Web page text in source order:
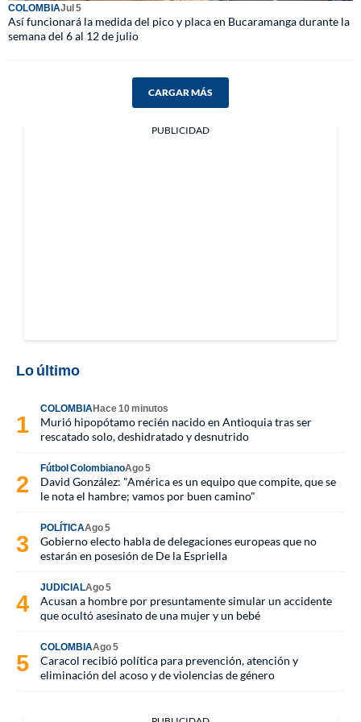
COLOMBIAJul 5
Así funcionará la medida del pico y placa en Bucaramanga durante la
semana del 6 al 12 de julio
CARGAR MÁS
PUBLICIDAD
Lo último
COLOMBIAHace 10 minutos
Murió hipopótamo recién nacido en Antioquia tras ser
rescatado solo, deshidratado y desnutrido
Fútbol ColombianoAgo 5
David González: "América es un equipo que compite, que se
le nota el hambre; vamos por buen camino"
POLÍTICAAgo 5
Gobierno electo habla de delegaciones europeas que no
estarán en posesión de De la Espriella
JUDICIALAgo 5
Acusan a hombre por presuntamente simular un accidente
que ocultó asesinato de una mujer y un bebé
COLOMBIAAgo 5
Caracol recibió política para prevención, atención y
eliminación del acoso y de violencias de género